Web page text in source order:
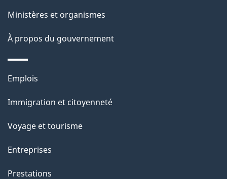
Ministères et organismes
À propos du gouvernement
Thèmes
sujets
Emplois
Immigration et citoyenneté
Voyage et tourisme
Entreprises
Prestations